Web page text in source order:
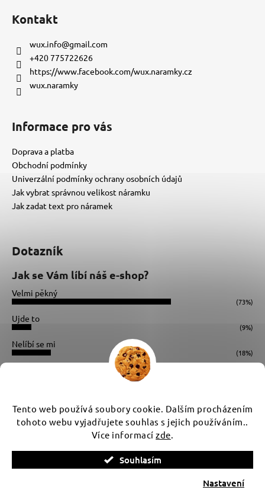
Tento web používá soubory cookie. Dalším procházením
tohoto webu vyjadřujete souhlas s jejich používáním..
Více informacízde.
Souhlasím
Nastavení
Kontakt
wux.info@gmail.com
+420 775722626
https://www.facebook.com/wux.naramky.cz
wux.naramky
Informace pro vás
Doprava a platba
Obchodní podmínky
Univerzální podmínky ochrany osobních údajů
Jak vybrat správnou velikost náramku
Jak zadat text pro náramek
Dotazník
Jak se Vám líbí náš e-shop?
Velmi pěkný
(73%)
Ujde to
(9%)
Nelíbí se mi
(18%)
Instagram
WUX. Všechna práva vyhrazena.